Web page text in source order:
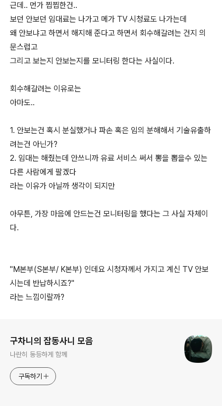
근데.. 먼가 찝찝한건..
보던 안보던 임대료는 나가고 메가 TV 시청료도 나가는데
왜 안보냐고 하면서 해지해 준다고 하면서 회수해갈려는 건지 의
문스럽고
그리고 보는지 안보는지를 모니터링 한다는 사실이다.
회수해갈려는 이유로는
아마도..
1. 안보는건 혹시 분실했거나 파손 혹은 임의 분해해서 기술유출하
려는건 아닌가?
2. 임대는 해줬는데 안쓰니까 유료 서비스 써서 뽕을 뽑을수 있는
다른 사람에게 팔겠다
라는 이유가 아닐까 생각이 되지만
아무튼, 가장 마음에 안드는건 모니터링을 했다는 그 사실 자체이
다.
"M본부(S본부/ K본부) 인데요 시청자께서 가지고 계신 TV 안보
시는데 반납하시죠?"
라는 느낌이랄까?
구차니의 잡동사니 모음
나란히 동등하게 함께
구독하기